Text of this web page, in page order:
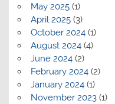
May 2025(1)
April 2025(3)
October 2024(1)
August 2024(4)
June 2024(2)
February 2024(2)
January 2024(1)
November 2023(1)